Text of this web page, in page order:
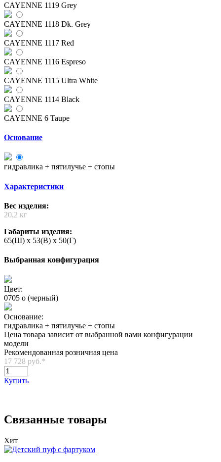
CAYENNE 1119 Grey
CAYENNE 1118 Dk. Grey
CAYENNE 1117 Red
CAYENNE 1116 Espreso
CAYENNE 1115 Ultra White
CAYENNE 1114 Black
CAYENNE 6 Taupe
Основание
гидравлика + пятилучье + стопы
Характеристики
Вес изделия:
20,2 кг
Габариты изделия:
65(Ш) x 53(В) x 50(Г)
Выбранная конфигурация
Цвет:
0705 o (черный)
Основание:
гидравлика + пятилучье + стопы
Цена товара зависит от выбранной вами конфигурации
модели
Рекомендованная розничная цена
17 728 руб.*
Купить
Связанные товары
Хит